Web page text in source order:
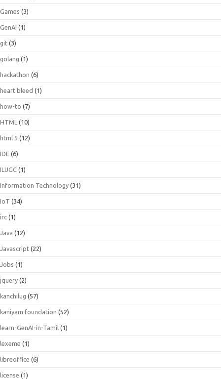
Games (3)
GenAI (1)
git (3)
golang (1)
hackathon (6)
heart bleed (1)
how-to (7)
HTML (10)
html 5 (12)
IDE (6)
ILUGC (1)
Information Technology (31)
IoT (34)
irc (1)
Java (12)
Javascript (22)
Jobs (1)
jquery (2)
kanchilug (57)
kaniyam foundation (52)
learn-GenAI-in-Tamil (1)
lexeme (1)
libreoffice (6)
license (1)